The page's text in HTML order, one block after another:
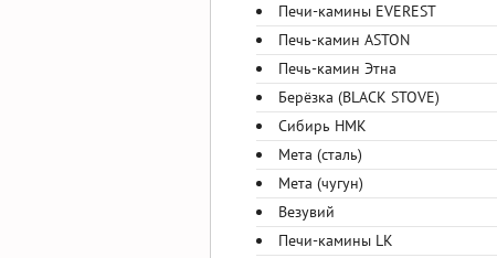
Печи-камины EVEREST
Печь-камин ASTON
Печь-камин Этна
Берёзка (BLACK STOVE)
Сибирь НМК
Мета (сталь)
Мета (чугун)
Везувий
Печи-камины LK